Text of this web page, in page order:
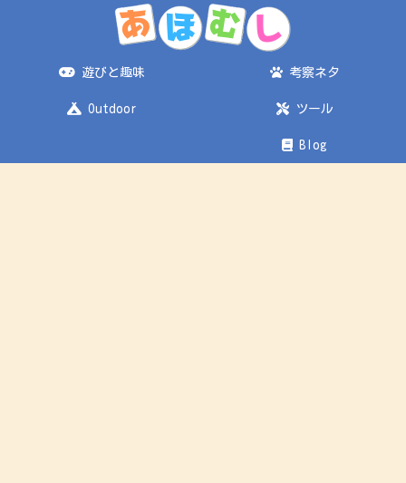
遊びと趣味 考察ネタ
Outdoor ツール
Blog